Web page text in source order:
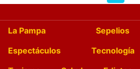
La Pampa Sepelios
Espectáculos
Tecnología